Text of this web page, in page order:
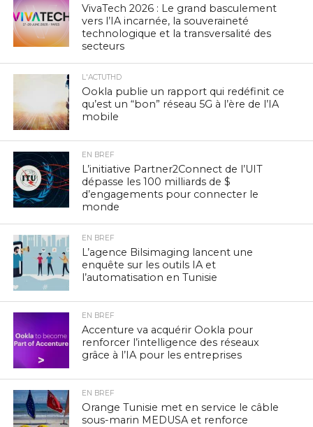
VivaTech 2026 : Le grand basculement
vers l’IA incarnée, la souveraineté
technologique et la transversalité des
secteurs
L'ACTUTHD
Ookla publie un rapport qui redéfinit ce
qu’est un “bon” réseau 5G à l’ère de l’IA
mobile
EN BREF
L’initiative Partner2Connect de l’UIT
dépasse les 100 milliards de $
d’engagements pour connecter le
monde
EN BREF
L’agence Bilsimaging lancent une
enquête sur les outils IA et
l’automatisation en Tunisie
EN BREF
Accenture va acquérir Ookla pour
renforcer l’intelligence des réseaux
grâce à l’IA pour les entreprises
EN BREF
Orange Tunisie met en service le câble
sous-marin MEDUSA et renforce